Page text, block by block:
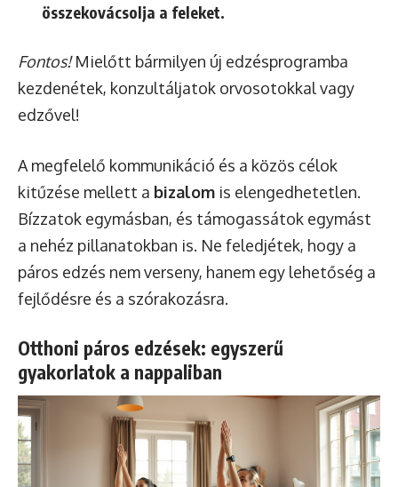
összekovácsolja a feleket.
Fontos!Mielőtt bármilyen új edzésprogramba
kezdenétek, konzultáljatok orvosotokkal vagy
edzővel!
A megfelelő kommunikáció és a közös célok
kitűzése mellett a bizalom is elengedhetetlen.
Bízzatok egymásban, és támogassátok egymást
a nehéz pillanatokban is. Ne feledjétek, hogy a
páros edzés nem verseny, hanem egy lehetőség a
fejlődésre és a szórakozásra.
Otthoni páros edzések: egyszerű
gyakorlatok a nappaliban